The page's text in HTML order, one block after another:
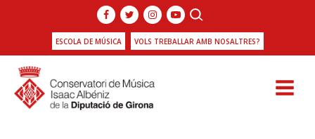
ESCOLA DE MÚSICA VOLS TREBALLAR AMB NOSALTRES?